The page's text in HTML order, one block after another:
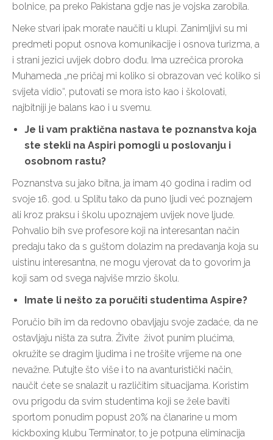
bolnice, pa preko Pakistana gdje nas je vojska zarobila.
Neke stvari ipak morate naučiti u klupi. Zanimljivi su mi
predmeti poput osnova komunikacije i osnova turizma, a
i strani jezici uvijek dobro dođu. Ima uzrečica proroka
Muhameda „ne pričaj mi koliko si obrazovan već koliko si
svijeta vidio“, putovati se mora isto kao i školovati,
najbitniji je balans kao i u svemu.
Je li vam praktična nastava te poznanstva koja
ste stekli na Aspiri pomogli u poslovanju i
osobnom rastu?
Poznanstva su jako bitna, ja imam 40 godina i radim od
svoje 16. god. u Splitu tako da puno ljudi već poznajem
ali kroz praksu i školu upoznajem uvijek nove ljude.
Pohvalio bih sve profesore koji na interesantan način
predaju tako da s guštom dolazim na predavanja koja su
uistinu interesantna, ne mogu vjerovat da to govorim ja
koji sam od svega najviše mrzio školu.
Imate li nešto za poručiti studentima Aspire?
Poručio bih im da redovno obavljaju svoje zadaće, da ne
ostavljaju ništa za sutra. Živite život punim plućima,
okružite se dragim ljudima i ne trošite vrijeme na one
nevažne. Putujte što više i to na avanturistički način,
naučit ćete se snalazit u različitim situacijama. Koristim
ovu prigodu da svim studentima koji se žele baviti
sportom ponudim popust 20% na članarine u mom
kickboxing klubu Terminator, to je potpuna eliminacija